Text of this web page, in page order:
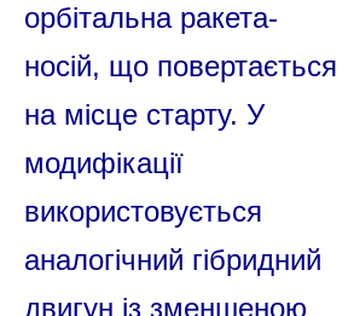
орбітальна ракета-
носій, що повертається
на місце старту. У
модифікації
використовується
аналогічний гібридний
двигун із зменшеною